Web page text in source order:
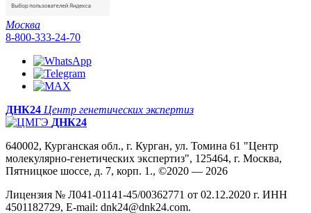
Москва
8-800-333-24-70
ДНК24 Центр генетических экспертиз
ДНК24
640002, Курганская обл., г. Курган, ул. Томина 61 "Центр
молекулярно-генетических экспертиз", 125464, г. Москва,
Пятницкое шоссе, д. 7, корп. 1., ©2020 — 2026
Лицензия № Л041-01141-45/00362771 от 02.12.2020 г. ИНН
4501182729, E-mail: dnk24@dnk24.com.